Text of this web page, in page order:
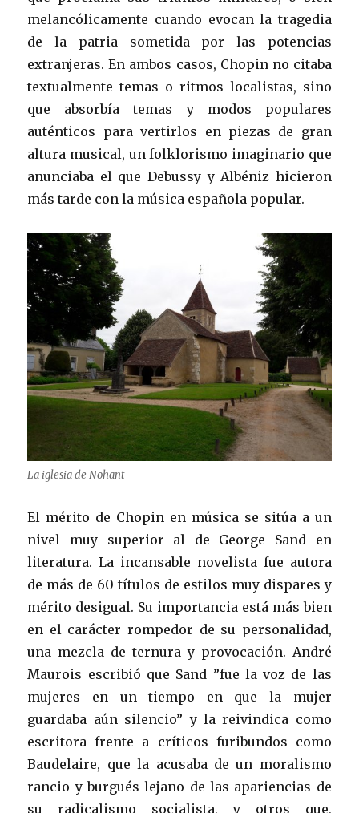
melancólicamente cuando evocan la tragedia
de la patria sometida por las potencias
extranjeras. En ambos casos, Chopin no citaba
textualmente temas o ritmos localistas, sino
que absorbía temas y modos populares
auténticos para vertirlos en piezas de gran
altura musical, un folklorismo imaginario que
anunciaba el que Debussy y Albéniz hicieron
más tarde con la música española popular.
La iglesia de Nohant
El mérito de Chopin en música se sitúa a un
nivel muy superior al de George Sand en
literatura. La incansable novelista fue autora
de más de 60 títulos de estilos muy dispares y
mérito desigual. Su importancia está más bien
en el carácter rompedor de su personalidad,
una mezcla de ternura y provocación. André
Maurois escribió que Sand ”fue la voz de las
mujeres en un tiempo en que la mujer
guardaba aún silencio” y la reivindica como
escritora frente a críticos furibundos como
Baudelaire, que la acusaba de un moralismo
rancio y burgués lejano de las apariencias de
su radicalismo socialista, y otros que,